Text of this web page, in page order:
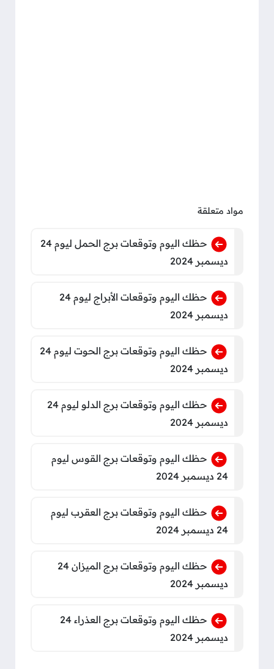
مواد متعلقة
حظك اليوم وتوقعات برج الحمل ليوم 24
ديسمبر 2024
حظك اليوم وتوقعات الأبراج ليوم 24
ديسمبر 2024
حظك اليوم وتوقعات برج الحوت ليوم 24
ديسمبر 2024
حظك اليوم وتوقعات برج الدلو ليوم 24
ديسمبر 2024
حظك اليوم وتوقعات برج القوس ليوم
24 ديسمبر 2024
حظك اليوم وتوقعات برج العقرب ليوم
24 ديسمبر 2024
حظك اليوم وتوقعات برج الميزان 24
ديسمبر 2024
حظك اليوم وتوقعات برج العذراء 24
ديسمبر 2024